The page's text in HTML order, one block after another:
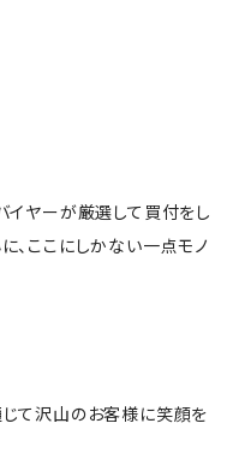
イヤーが厳選して買付をし
、ここにしかない一点モノ
て沢山のお客様に笑顔を